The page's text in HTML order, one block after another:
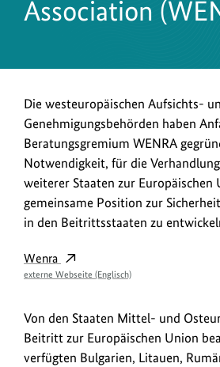
nukleare
Association
Die westeuropäischen Aufsichts-
Genehmigungsbehörden haben
Beratungsgremium WENRA
Notwendigkeit, für die
weiterer Staaten zur Europäischen
gemeinsame Position zur
in den Beitrittsstaaten zu
Wenra
externe Webseite (Englisch)
Von den Staaten Mittel- und
Beitritt zur Europäischen Union
verfügten Bulgarien, Litauen,